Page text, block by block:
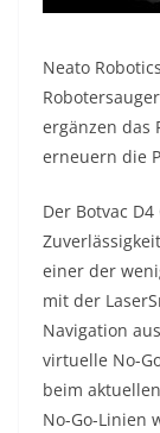
Neato
ergänzen das
erneuern die
Der Botvac
einer der
mit der
Navigation
virtuelle No-
beim
No-Go-Linien